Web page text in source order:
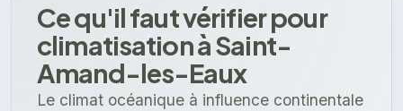
Ce qu'il faut vérifier pour
climatisation à Saint-
Amand-les-Eaux
Le climat océanique à influence continentale